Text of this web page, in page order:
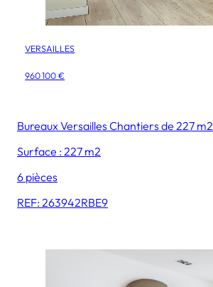
VERSAILLES
960 100 €
Bureaux Versailles Chantiers de 227 m2
Surface : 227 m2
6 pièces
REF: 263942RBE9